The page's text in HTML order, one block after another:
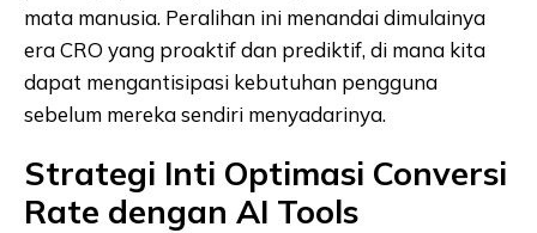
mata manusia. Peralihan ini menandai dimulainya
era CRO yang proaktif dan prediktif, di mana kita
dapat mengantisipasi kebutuhan pengguna
sebelum mereka sendiri menyadarinya.
Strategi Inti Optimasi Conversi
Rate dengan AI Tools